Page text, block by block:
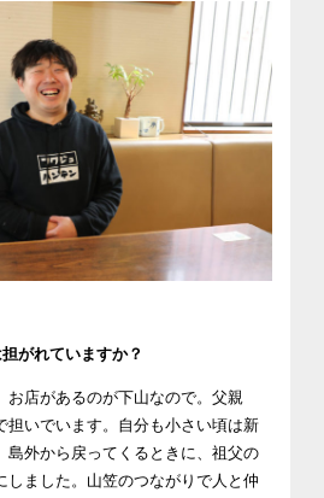
がれていますか？
お店があるのが下山なので。父親
担いでいます。自分も小さい頃は新
島外から戻ってくるときに、祖父の
しました。山笠のつながりで人と仲